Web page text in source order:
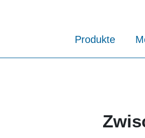
Produkte